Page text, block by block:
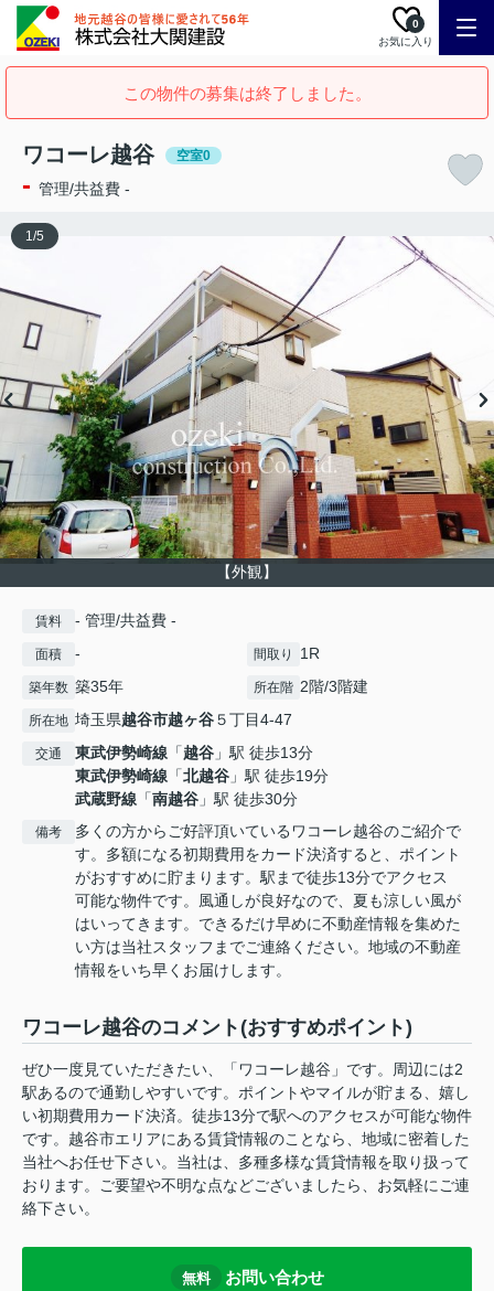
お気に入り
0
この物件の募集は終了しました。
ワコーレ越谷 空室0
- 管理/共益費 -
【外観】
1/5
賃料 - 管理/共益費 -
面積 - 間取り 1R
築年数 築35年 所在階 2階/3階建
所在地 埼玉県越谷市越ヶ谷５丁目4-47
交通 東武伊勢崎線 「越谷 」駅 徒歩13分
東武伊勢崎線 「北越谷 」駅 徒歩19分
武蔵野線 「南越谷 」駅 徒歩30分
備考
多くの方からご好評頂いているワコーレ越谷のご紹介で
す。多額になる初期費用をカード決済すると、ポイント
がおすすめに貯まります。駅まで徒歩13分でアクセス
可能な物件です。風通しが良好なので、夏も涼しい風が
はいってきます。できるだけ早めに不動産情報を集めた
い方は当社スタッフまでご連絡ください。地域の不動産
情報をいち早くお届けします。
ワコーレ越谷のコメント(おすすめポイント)
ぜひ一度見ていただきたい、「ワコーレ越谷」です。周辺には2
駅あるので通勤しやすいです。ポイントやマイルが貯まる、嬉し
い初期費用カード決済。徒歩13分で駅へのアクセスが可能な物件
です。越谷市エリアにある賃貸情報のことなら、地域に密着した
当社へお任せ下さい。当社は、多種多様な賃貸情報を取り扱って
おります。ご要望や不明な点などございましたら、お気軽にご連
絡下さい。
無料 お問い合わせ